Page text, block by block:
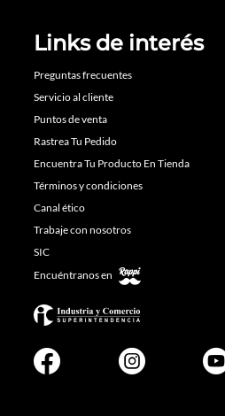
Links de interés
Preguntas frecuentes
Servicio al cliente
Puntos de venta
Rastrea Tu Pedido
Encuentra Tu Producto En Tienda
Términos y condiciones
Canal ético
Trabaje con nosotros
SIC
Encuéntranos en